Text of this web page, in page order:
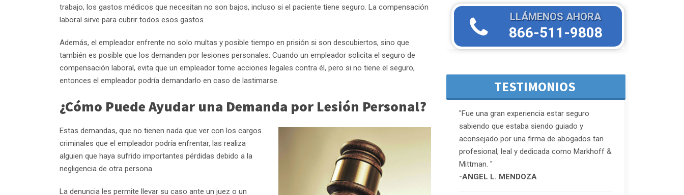
trabajo, los gastos médicos que necesitan no son bajos, incluso si el paciente tiene seguro. La compensación
laboral sirve para cubrir todos esos gastos.
Además, el empleador enfrente no solo multas y posible tiempo en prisión si son descubiertos, sino que
también es posible que los demanden por lesiones personales. Cuando un empleador solicita el seguro de
compensación laboral, evita que un empleador tome acciones legales contra él, pero si no tiene el seguro,
entonces el empleador podría demandarlo en caso de lastimarse.
¿Cómo Puede Ayudar una Demanda por Lesión Personal?
Estas demandas, que no tienen nada que ver con los cargos
criminales que el empleador podría enfrentar, las realiza
alguien que haya sufrido importantes pérdidas debido a la
negligencia de otra persona.
La denuncia les permite llevar su caso ante un juez o un
LLÁMENOS AHORA
866-511-9808
TESTIMONIOS
"Fue una gran experiencia estar seguro
sabiendo que estaba siendo guiado y
aconsejado por una firma de abogados tan
profesional, leal y dedicada como Markhoff &
Mittman. "
-ANGEL L. MENDOZA